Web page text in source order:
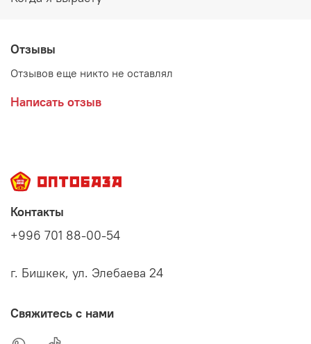
Отзывы
Отзывов еще никто не оставлял
Написать отзыв
Контакты
+996 701 88-00-54
г. Бишкек, ул. Элебаева 24
Свяжитесь с нами